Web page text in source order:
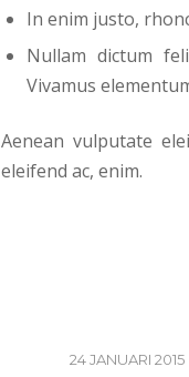
In enim justo,
Nullam dictum
Vivamus
Aenean vulputate
eleifend ac, enim.
24 JANUARI 2015
/